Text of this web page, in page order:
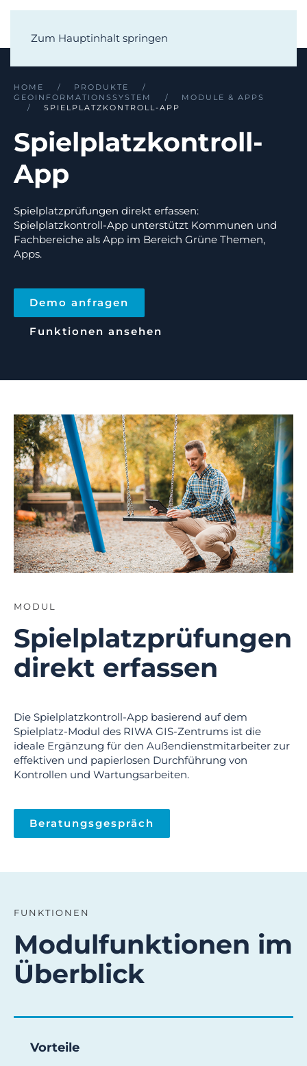
Zum Hauptinhalt springen
HOME
PRODUKTE
GEOINFORMATIONSSYSTEM
MODULE & APPS
SPIELPLATZKONTROLL-APP
Spielplatzkontroll-
App
Spielplatzprüfungen direkt erfassen:
Spielplatzkontroll-App unterstützt Kommunen und
Fachbereiche als App im Bereich Grüne Themen,
Apps.
Demo anfragen
Funktionen ansehen
MODUL
Spielplatzprüfungen
direkt erfassen
Die Spielplatzkontroll-App basierend auf dem
Spielplatz-Modul des RIWA GIS-Zentrums ist die
ideale Ergänzung für den Außendienstmitarbeiter zur
effektiven und papierlosen Durchführung von
Kontrollen und Wartungsarbeiten.
Beratungsgespräch
FUNKTIONEN
Modul­funktionen im
Überblick
Vorteile